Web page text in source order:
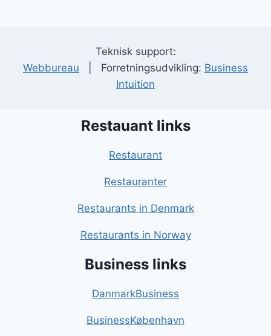
Teknisk support:
Webbureau | Forretningsudvikling: Business
Intuition
Restauant links
Restaurant
Restauranter
Restaurants in Denmark
Restaurants in Norway
Business links
DanmarkBusiness
BusinessKøbenhavn